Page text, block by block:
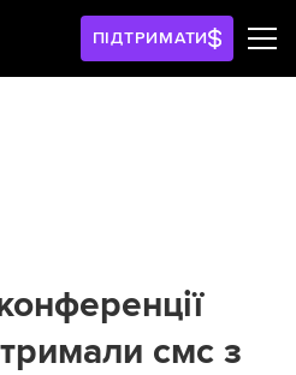
ПІДТРИМАТИ
смс з